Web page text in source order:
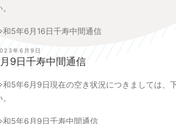
和5年6月16日千寿中間通信
:
年6月9日
9日千寿中間通信
和5年6月9日現在の空き状況につきましては、
和5年6月9日千寿中間通信